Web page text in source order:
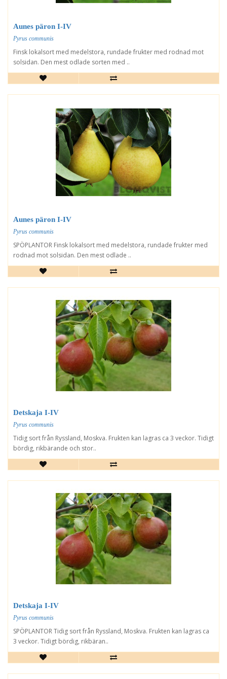
Aunes päron I-IV
Pyrus communis
Finsk lokalsort med medelstora, rundade frukter med rodnad mot
solsidan. Den mest odlade sorten med ..
Aunes päron I-IV
Pyrus communis
SPÖPLANTOR Finsk lokalsort med medelstora, rundade frukter med
rodnad mot solsidan. Den mest odlade ..
Detskaja I-IV
Pyrus communis
Tidig sort från Ryssland, Moskva. Frukten kan lagras ca 3 veckor. Tidigt
bördig, rikbärande och stor..
Detskaja I-IV
Pyrus communis
SPÖPLANTOR Tidig sort från Ryssland, Moskva. Frukten kan lagras ca
3 veckor. Tidigt bördig, rikbäran..